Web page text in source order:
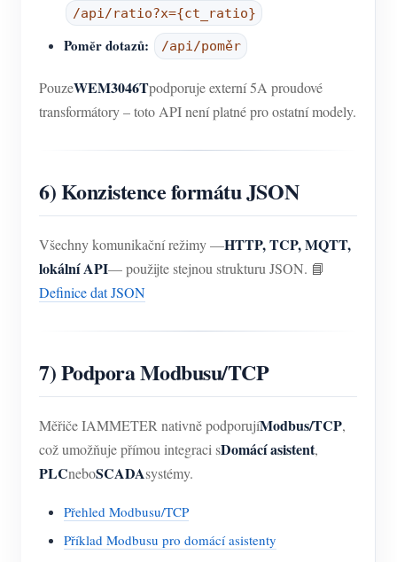
/api/ratio?x={ct_ratio}
Poměr dotazů: /api/poměr
PouzeWEM3046Tpodporuje externí 5A proudové
transformátory – toto API není platné pro ostatní modely.
6) Konzistence formátu JSON
Všechny komunikační režimy —HTTP, TCP, MQTT,
lokální API— použijte stejnou strukturu JSON. 📘
Definice dat JSON
7) Podpora Modbusu/TCP
Měřiče IAMMETER nativně podporujíModbus/TCP,
což umožňuje přímou integraci sDomácí asistent,
PLCneboSCADAsystémy.
Přehled Modbusu/TCP
Příklad Modbusu pro domácí asistenty